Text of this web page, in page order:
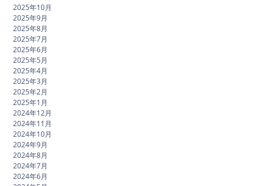
2025年10月
2025年9月
2025年8月
2025年7月
2025年6月
2025年5月
2025年4月
2025年3月
2025年2月
2025年1月
2024年12月
2024年11月
2024年10月
2024年9月
2024年8月
2024年7月
2024年6月